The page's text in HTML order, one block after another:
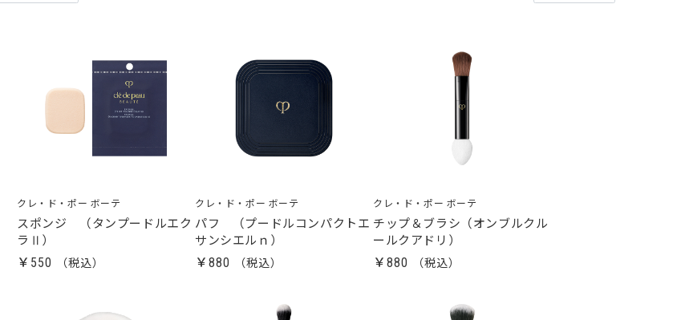
クレ・ド・ポー ボーテ
スポンジ （タンプードルエク
ラⅡ）
￥550
クレ・ド・ポー ボーテ
パフ （プードルコンパクトエ
サンシエルｎ）
￥880
クレ・ド・ポー ボーテ
チップ＆ブラシ（オンブルクル
ールクアドリ）
￥880